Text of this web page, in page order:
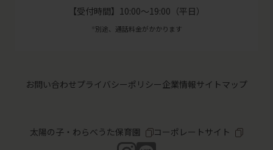
【受付時間】10:00～19:00（平日）
※ 別途、通話料金がかかります
お問い合わせプライバシーポリシー企業情報サイトマップ
太陽の子・わらべうた保育園 コーポレートサイト